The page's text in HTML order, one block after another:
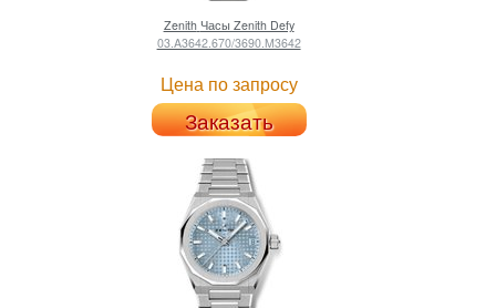
Zenith Часы Zenith Defy
03.A3642.670/3690.M3642
Цена по запросу
Заказать